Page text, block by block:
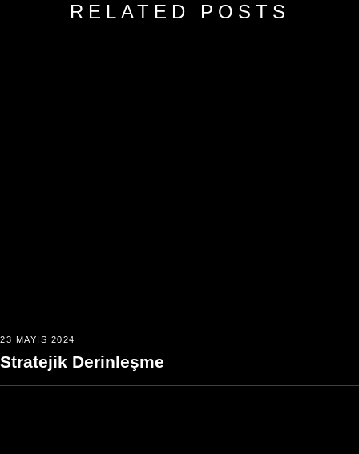
RELATED POSTS
23 MAYIS 2024
Stratejik Derinleşme